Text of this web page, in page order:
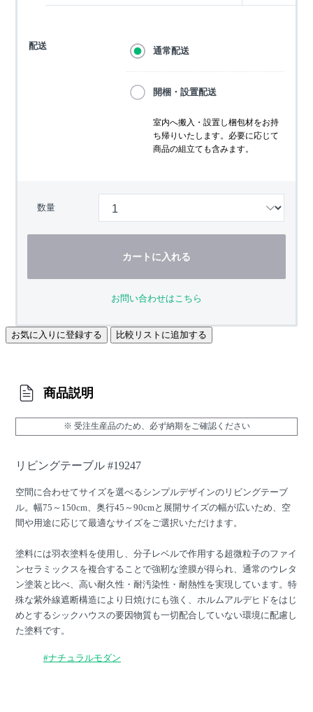
配送 通常配送
開梱・設置配送
室内へ搬入・設置し梱包材をお持
ち帰りいたします。必要に応じて
商品の組立ても含みます。
数量
カートに入れる
お問い合わせはこちら
お気に入りに登録する 比較リストに追加する
商品説明
※ 受注生産品のため、必ず納期をご確認ください
リビングテーブル #19247
空間に合わせてサイズを選べるシンプルデザインのリビングテーブ
ル。幅75～150cm、奥行45～90cmと展開サイズの幅が広いため、空
間や用途に応じて最適なサイズをご選択いただけます。
塗料には羽衣塗料を使用し、分子レベルで作用する超微粒子のファイ
ンセラミックスを複合することで強靭な塗膜が得られ、通常のウレタ
ン塗装と比べ、高い耐久性・耐汚染性・耐熱性を実現しています。特
殊な紫外線遮断構造により日焼けにも強く、ホルムアルデヒドをはじ
めとするシックハウスの要因物質も一切配合していない環境に配慮し
た塗料です。
#ナチュラルモダン